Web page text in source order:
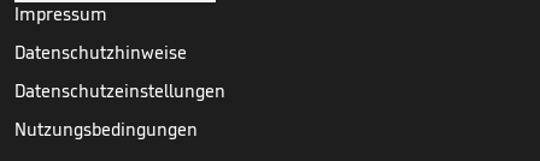
Impressum
Datenschutzhinweise
Datenschutzeinstellungen
Nutzungsbedingungen